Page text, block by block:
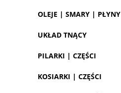
OLEJE | SMARY | PŁYNY
UKŁAD TNĄCY
PILARKI | CZĘŚCI
KOSIARKI | CZĘŚCI